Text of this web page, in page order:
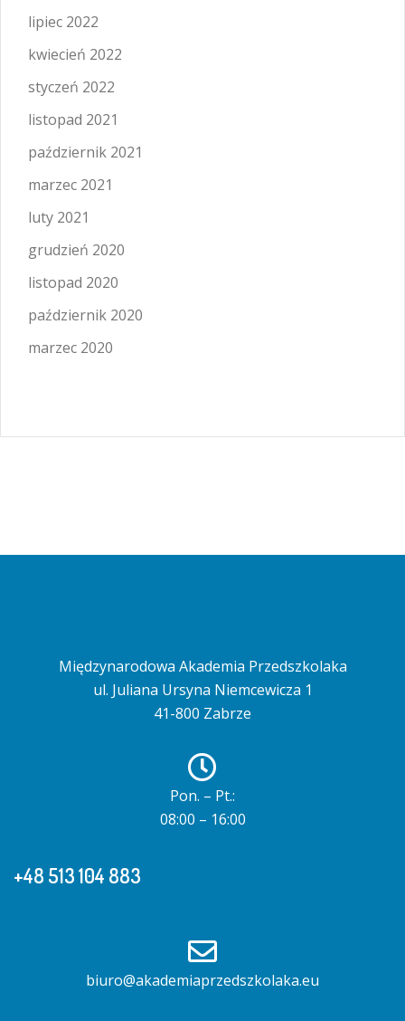
lipiec 2022
kwiecień 2022
styczeń 2022
listopad 2021
październik 2021
marzec 2021
luty 2021
grudzień 2020
listopad 2020
październik 2020
marzec 2020
Międzynarodowa Akademia Przedszkolaka
ul. Juliana Ursyna Niemcewicza 1
41-800 Zabrze
Pon. – Pt.:
08:00 – 16:00
+48 513 104 883
biuro@akademiaprzedszkolaka.eu